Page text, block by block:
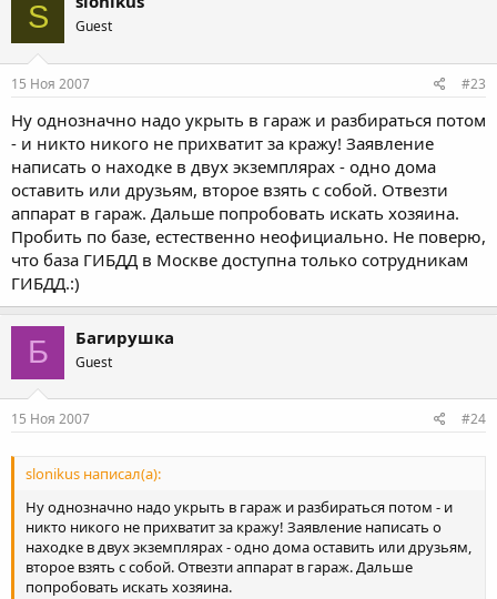
S Guest
15 Ноя 2007 #23
Ну однозначно надо укрыть в гараж и разбираться потом
- и никто никого не прихватит за кражу! Заявление
написать о находке в двух экземплярах - одно дома
оставить или друзьям, второе взять с собой. Отвезти
аппарат в гараж. Дальше попробовать искать хозяина.
Пробить по базе, естественно неофициально. Не поверю,
что база ГИБДД в Москве доступна только сотрудникам
ГИБДД.:)
Б Багирушка
Guest
15 Ноя 2007 #24
slonikus написал(а):
Ну однозначно надо укрыть в гараж и разбираться потом - и
никто никого не прихватит за кражу! Заявление написать о
находке в двух экземплярах - одно дома оставить или друзьям,
второе взять с собой. Отвезти аппарат в гараж. Дальше
попробовать искать хозяина.